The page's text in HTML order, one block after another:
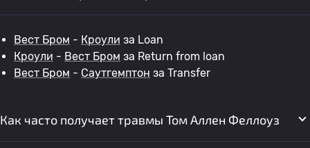
Вест Бром - Кроули за Loan
Кроули - Вест Бром за Return from loan
Вест Бром - Саутгемптон за Transfer
Как часто получает травмы Том Аллен Феллоуз